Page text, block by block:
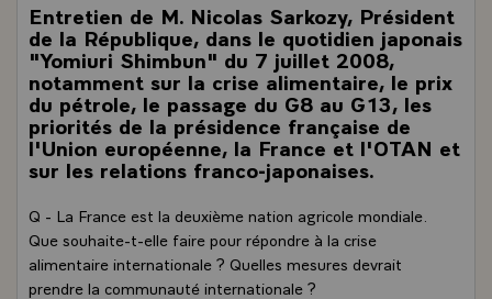
Entretien de M. Nicolas Sarkozy, Président
de la République, dans le quotidien japonais
"Yomiuri Shimbun" du 7 juillet 2008,
notamment sur la crise alimentaire, le prix
du pétrole, le passage du G8 au G13, les
priorités de la présidence française de
l'Union européenne, la France et l'OTAN et
sur les relations franco-japonaises.
Q - La France est la deuxième nation agricole mondiale.
Que souhaite-t-elle faire pour répondre à la crise
alimentaire internationale ? Quelles mesures devrait
prendre la communauté internationale ?